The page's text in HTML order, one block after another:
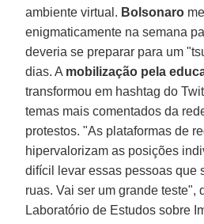
ambiente virtual. Bolsonaro
enigmaticamente na semana
deveria se preparar para um
dias. A mobilização pela
transformou em hashtag do
temas mais comentados da
protestos. "As plataformas de
hipervalorizam as posições
difícil levar essas pessoas que
ruas. Vai ser um grande teste",
Laboratório de Estudos sobre